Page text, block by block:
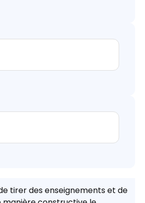
tirer des enseignements et de